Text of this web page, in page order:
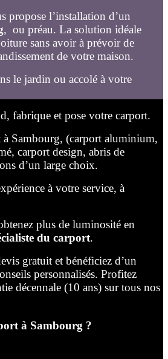
propose l’installation d’un
, ou préau. La solution idéale
sans avoir à prévoir de
de votre maison.
le jardin ou accolé à votre
fabrique et pose votre carport.
à Sambourg, (carport aluminium,
carport design, abris de
d’un large choix.
à votre service, à
plus de luminosité en
du carport.
gratuit et bénéficiez d’un
personnalisés. Profitez
décennale (10 ans) sur tous nos
à Sambourg ?